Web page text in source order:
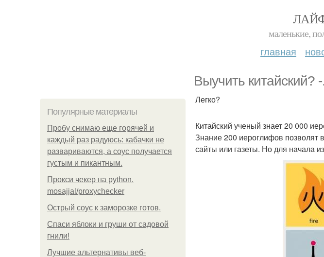
маленькие,
главная
Выучить китайский?
Популярные материалы
Пробу снимаю еще горячей и
каждый раз радуюсь: кабачки не
развариваются, а соус получается
густым и пикантным.
Прокси чекер на python.
mosajjal/proxychecker
Острый соус к заморозке готов.
Спаси яблоки и груши от садовой
гнили!
Лучшие альтернативы веб-
Легко?
Китайский ученый знает 20 000
Знание 200 иероглифов позволят
сайты или газеты. Но для начала